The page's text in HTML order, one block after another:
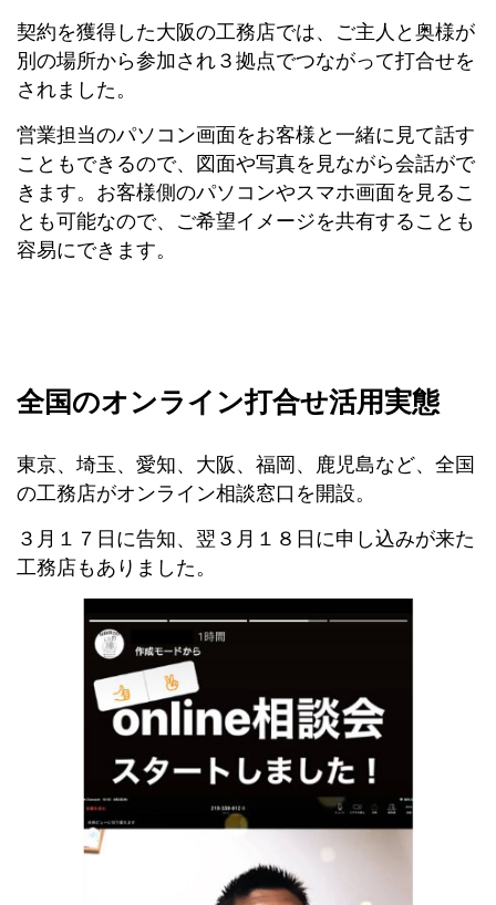
契約を獲得した大阪の工務店では、ご主人と奥様が
別の場所から参加され３拠点でつながって打合せを
されました。
営業担当のパソコン画面をお客様と一緒に見て話す
こともできるので、図面や写真を見ながら会話がで
きます。お客様側のパソコンやスマホ画面を見るこ
とも可能なので、ご希望イメージを共有することも
容易にできます。
全国のオンライン打合せ活用実態
東京、埼玉、愛知、大阪、福岡、鹿児島など、全国
の工務店がオンライン相談窓口を開設。
３月１７日に告知、翌３月１８日に申し込みが来た
工務店もありました。